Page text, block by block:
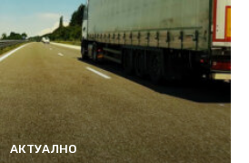
АКТУАЛНО